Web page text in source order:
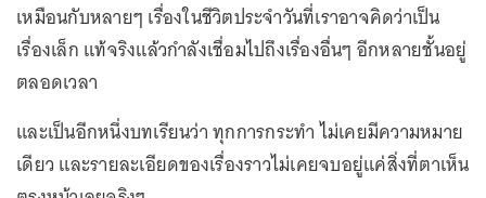
เหมือนกับหลายๆ เรื่องในชีวิตประจำวันที่เราอาจคิดว่าเป็น
เรื่องเล็ก แท้จริงแล้วกำลังเชื่อมไปถึงเรื่องอื่นๆ อีกหลายชั้นอยู่
ตลอดเวลา
และเป็นอีกหนึ่งบทเรียนว่า ทุกการกระทำ ไม่เคยมีความหมาย
เดียว และรายละเอียดของเรื่องราวไม่เคยจบอยู่แค่สิ่งที่ตาเห็น